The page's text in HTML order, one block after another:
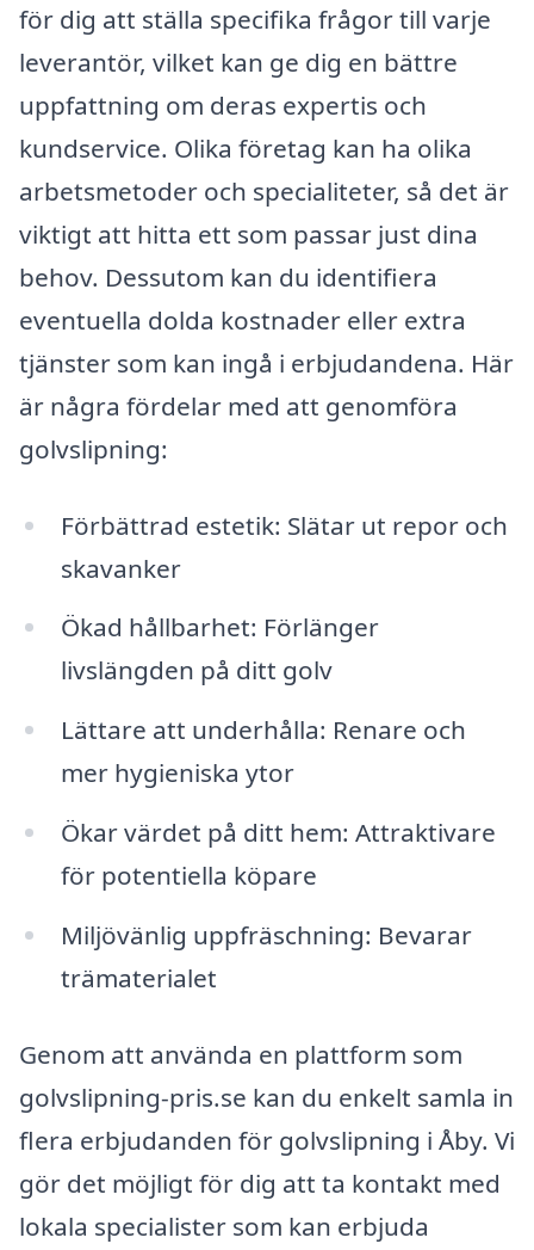
för dig att ställa specifika frågor till varje
leverantör, vilket kan ge dig en bättre
uppfattning om deras expertis och
kundservice. Olika företag kan ha olika
arbetsmetoder och specialiteter, så det är
viktigt att hitta ett som passar just dina
behov. Dessutom kan du identifiera
eventuella dolda kostnader eller extra
tjänster som kan ingå i erbjudandena. Här
är några fördelar med att genomföra
golvslipning:
Förbättrad estetik: Slätar ut repor och
skavanker
Ökad hållbarhet: Förlänger
livslängden på ditt golv
Lättare att underhålla: Renare och
mer hygieniska ytor
Ökar värdet på ditt hem: Attraktivare
för potentiella köpare
Miljövänlig uppfräschning: Bevarar
trämaterialet
Genom att använda en plattform som
golvslipning-pris.se kan du enkelt samla in
flera erbjudanden för golvslipning i Åby. Vi
gör det möjligt för dig att ta kontakt med
lokala specialister som kan erbjuda